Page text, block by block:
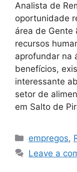
Analista de
oportunidade
área de Gente
recursos
aprofundar na
benefícios,
interessante
setor de
em Salto de
Categories
empregos,
Leave a